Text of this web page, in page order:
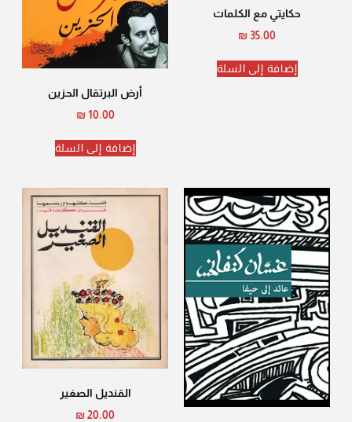
حكايتي مع الكلمات
₪35.00
إضافة إلى السلة
أرض البرتقال الحزين
₪10.00
إضافة إلى السلة
القنديل الصغير
₪20.00